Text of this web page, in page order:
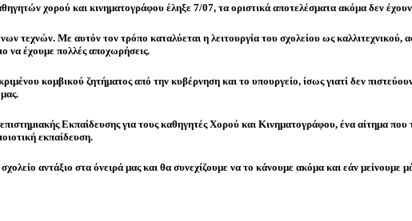
χορού και κινηματογράφου έληξε 7/07, τα οριστικά αποτελέσματα ακόμα δεν
τεχνών. Με αυτόν τον τρόπο καταλύεται η λειτουργία του σχολείου ως
να έχουμε πολλές αποχωρήσεις.
κομβικού ζητήματος από την κυβέρνηση και το υπουργείο, ίσως γιατί δεν
Εκπαίδευσης για τους καθηγητές Χορού και Κινηματογράφου, ένα αίτημα που
εκπαίδευση.
αντάξιο στα όνειρά μας και θα συνεχίζουμε να το κάνουμε ακόμα και εάν μείνουμε